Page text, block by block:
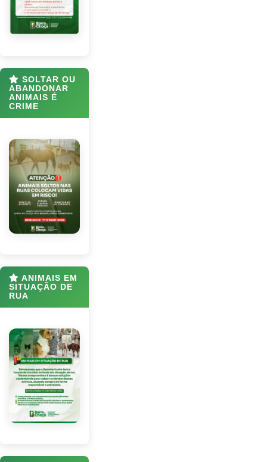
SOLTAR OU
ABANDONAR
ANIMAIS É
CRIME
ANIMAIS EM
SITUAÇÃO DE
RUA